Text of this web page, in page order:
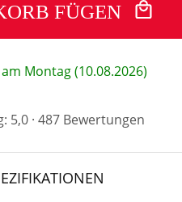
FÜGEN
Montag (10.08.2026)
5,0 · 487 Bewertungen